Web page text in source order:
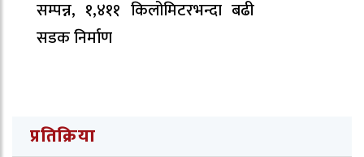
सम्पन्न, १,४११ किलोमिटरभन्दा बढी
सडक निर्माण
प्रतिक्रिया